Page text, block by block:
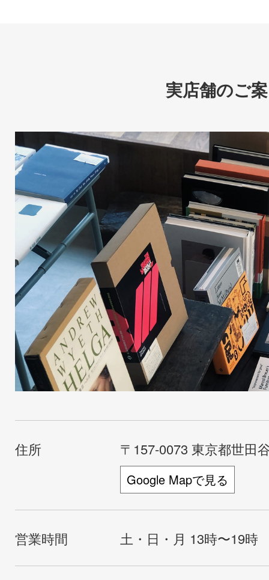
実店舗のご
住所 〒157-0073 東京都世田
Google Mapで見る
営業時間 土・日・月 13時〜19時